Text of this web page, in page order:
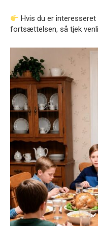
Hvis du er
fortsættelsen, så tjek